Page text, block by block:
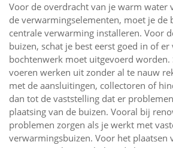
Voor de overdracht van je warm water
de verwarmingselementen, moet je de
centrale verwarming installeren. Voor
buizen, schat je best eerst goed in of
bochtenwerk moet uitgevoerd worden.
voeren werken uit zonder al te nauw
met de aansluitingen, collectoren of
dan tot de vaststelling dat er
plaatsing van de buizen. Vooral bij
problemen zorgen als je werkt met
verwarmingsbuizen. Voor het plaatsen